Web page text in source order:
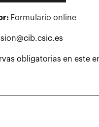
Formulario online
obligatorias en este